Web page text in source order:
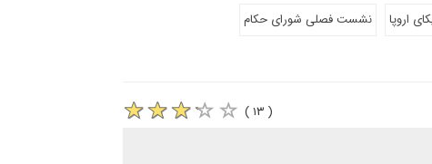
اروپا نشست فصلی شورای حکام
( ۱۳ )